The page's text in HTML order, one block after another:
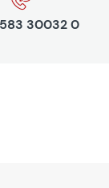
30032 0